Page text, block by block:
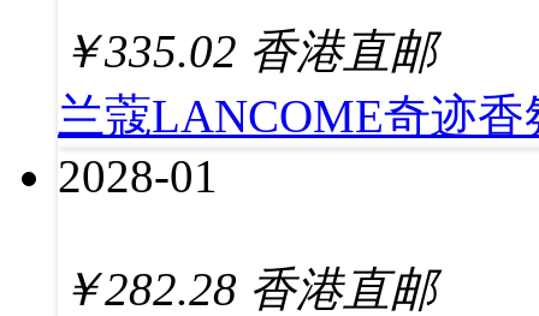
￥335.02 香港直邮
兰蔻LANCOME奇迹
2028-01
￥282.28 香港直邮